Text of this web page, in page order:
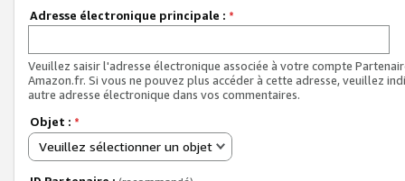
Adresse électronique principale : *
Veuillez saisir l'adresse électronique associée à votre compte
Amazon.fr. Si vous ne pouvez plus accéder à cette adresse, veuillez
autre adresse électronique dans vos commentaires.
Objet : *
Veuillez sélectionner un objet